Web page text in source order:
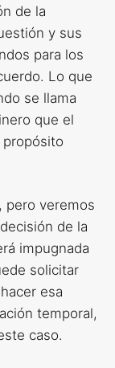
de la
y sus
para los
Lo que
se llama
que el
propósito
pero veremos
de la
impugnada
solicitar
esa
temporal,
caso.